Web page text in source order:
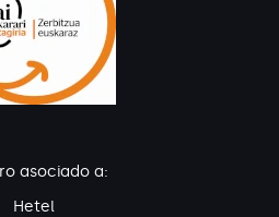
asociado a:
Hetel